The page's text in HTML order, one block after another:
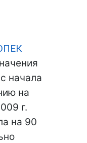
начала
на
г.
на 90